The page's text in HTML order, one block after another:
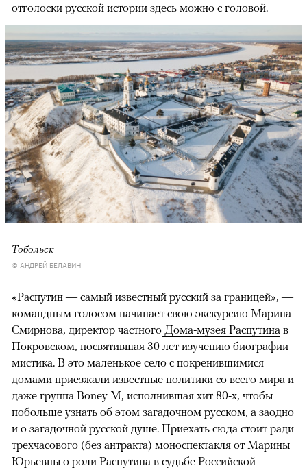
отголоски русской истории здесь можно с головой.
Тобольск
© АНДРЕЙ БЕЛАВИН
«Распутин — самый известный русский за границей», —
командным голосом начинает свою экскурсию Марина
Смирнова, директор частного Дома-музея Распутина в
Покровском, посвятившая 30 лет изучению биографии
мистика. В это маленькое село с покренившимися
домами приезжали известные политики со всего мира и
даже группа Boney M, исполнившая хит 80-х, чтобы
побольше узнать об этом загадочном русском, а заодно
и о загадочной русской душе. Приехать сюда стоит ради
трехчасового (без антракта) моноспектакля от Марины
Юрьевны о роли Распутина в судьбе Российской